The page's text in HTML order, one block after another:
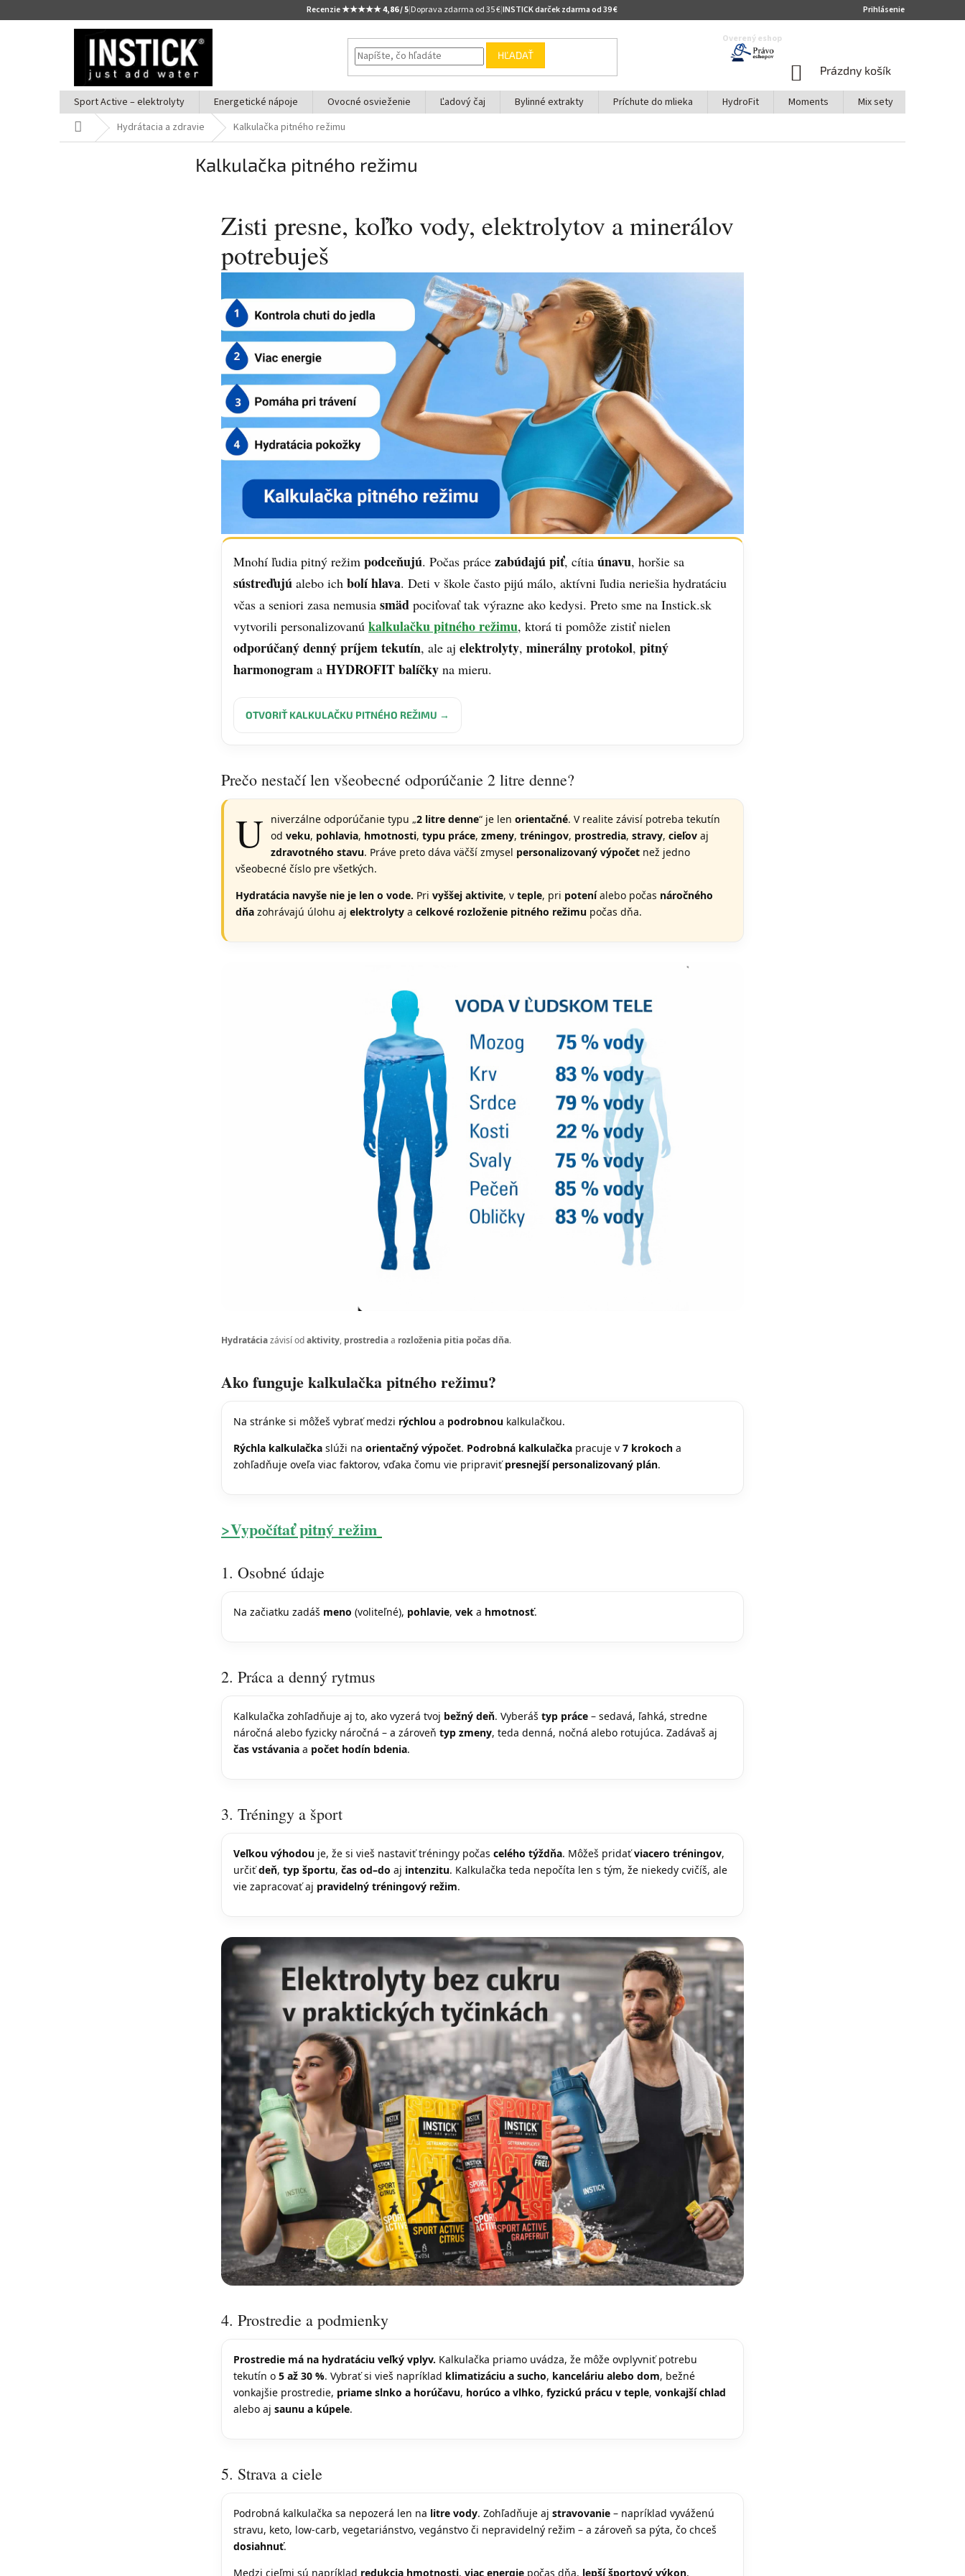
Recenzie ★★★★★4,86 / 5|Doprava zdarma od 35 €|INSTICK darček zdarma od 39 € Prihlásenie
HĽADAŤ
Overený eshop
NÁKUPNÝ
Prázdny košík
Sport Active – elektrolyty Energetické nápoje Ovocné osvieženie Ľadový čaj Bylinné extrakty Príchute do mlieka HydroFit Moments Mix sety
DomovHydrátacia a zdravie Kalkulačka pitného režimu
Kalkulačka pitného režimu
Zisti presne, koľko vody, elektrolytov a minerálov
potrebuješ
Mnohí ľudia pitný režim podceňujú. Počas práce zabúdajú piť, cítia únavu, horšie sa
sústreďujú alebo ich bolí hlava. Deti v škole často pijú málo, aktívni ľudia neriešia hydratáciu
včas a seniori zasa nemusia smäd pociťovať tak výrazne ako kedysi. Preto sme na Instick.sk
vytvorili personalizovanú kalkulačku pitného režimu, ktorá ti pomôže zistiť nielen
odporúčaný denný príjem tekutín, ale aj elektrolyty, minerálny protokol, pitný
harmonogram a HYDROFIT balíčky na mieru.
OTVORIŤ KALKULAČKU PITNÉHO REŽIMU →
Prečo nestačí len všeobecné odporúčanie 2 litre denne?
U niverzálne odporúčanie typu „2 litre denne“ je len orientačné. V realite závisí potreba tekutín
od veku, pohlavia, hmotnosti, typu práce, zmeny, tréningov, prostredia, stravy, cieľov aj
zdravotného stavu. Práve preto dáva väčší zmysel personalizovaný výpočet než jedno
všeobecné číslo pre všetkých.
Hydratácia navyše nie je len o vode. Pri vyššej aktivite, v teple, pri poteníalebo počas náročného
dňa zohrávajú úlohu aj elektrolyty a celkové rozloženie pitného režimu počas dňa.
Hydratáciazávisí odaktivity, prostrediaa rozloženia pitia počas dňa.
Ako funguje kalkulačka pitného režimu?
Na stránke si môžeš vybrať medzi rýchlou a podrobnou kalkulačkou.
Rýchla kalkulačka slúži na orientačný výpočet. Podrobná kalkulačka pracuje v 7 krokoch a
zohľadňuje oveľa viac faktorov, vďaka čomu vie pripraviťpresnejší personalizovaný plán.
>Vypočítať pitný režim
1. Osobné údaje
Na začiatku zadáš meno (voliteľné), pohlavie, vek a hmotnosť.
2. Práca a denný rytmus
Kalkulačka zohľadňuje aj to, ako vyzerá tvoj bežný deň. Vyberáš typ práce – sedavá, ľahká, stredne
náročná alebo fyzicky náročná – a zároveň typ zmeny, teda denná, nočná alebo rotujúca. Zadávaš aj
čas vstávania a počet hodín bdenia.
3. Tréningy a šport
Veľkou výhodou je, že si vieš nastaviť tréningy počas celého týždňa. Môžeš pridaťviacero tréningov,
určiťdeň, typ športu, čas od–do aj intenzitu. Kalkulačka teda nepočíta len s tým, že niekedy cvičíš, ale
vie zapracovať aj pravidelný tréningový režim.
4. Prostredie a podmienky
Prostredie má na hydratáciu veľký vplyv. Kalkulačka priamo uvádza, že môže ovplyvniť potrebu
tekutín o 5 až 30 %. Vybrať si vieš napríklad klimatizáciu a sucho, kanceláriu alebo dom, bežné
vonkajšie prostredie, priame slnko a horúčavu, horúco a vlhko, fyzickú prácu v teple, vonkajší chlad
alebo aj saunu a kúpele.
5. Strava a ciele
Podrobná kalkulačka sa nepozerá len na litre vody. Zohľadňuje aj stravovanie – napríklad vyváženú
stravu, keto, low-carb, vegetariánstvo, vegánstvo či nepravidelný režim – a zároveň sa pýta, čo chceš
dosiahnuť.
Medzi cieľmi sú napríklad redukcia hmotnosti, viac energie počas dňa, lepší športový výkon,